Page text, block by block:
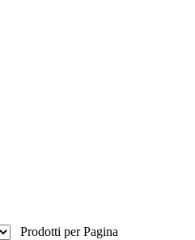
Prodotti per Pagina